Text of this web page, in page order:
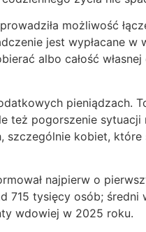
możliwość
jest wypłacane
albo całość
pieniądzach.
też pogorszenie
szczególnie kobiet,
najpierw o
715 tysięcy osób;
wdowiej w 2025 roku.